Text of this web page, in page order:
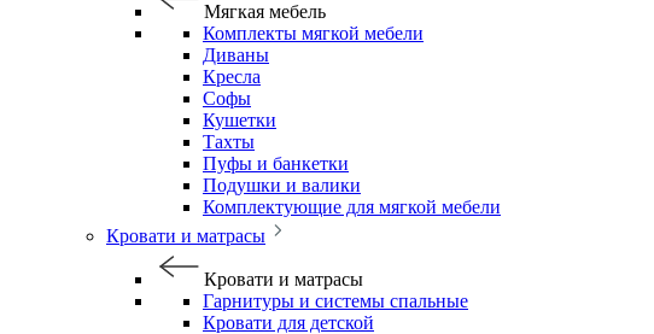
Мягкая мебель
Комплекты мягкой мебели
Диваны
Кресла
Софы
Кушетки
Тахты
Пуфы и банкетки
Подушки и валики
Комплектующие для мягкой мебели
Кровати и матрасы
Кровати и матрасы
Гарнитуры и системы спальные
Кровати для детской